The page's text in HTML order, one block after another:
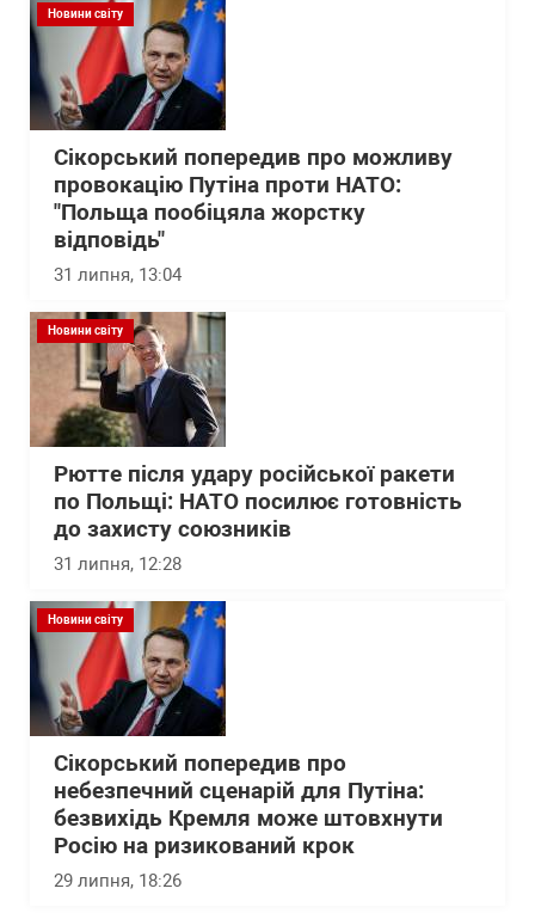
Новини світу
Сікорський попередив про можливу
провокацію Путіна проти НАТО:
"Польща пообіцяла жорстку
відповідь"
31 липня, 13:04
Новини світу
Рютте після удару російської ракети
по Польщі: НАТО посилює готовність
до захисту союзників
31 липня, 12:28
Новини світу
Сікорський попередив про
небезпечний сценарій для Путіна:
безвихідь Кремля може штовхнути
Росію на ризикований крок
29 липня, 18:26